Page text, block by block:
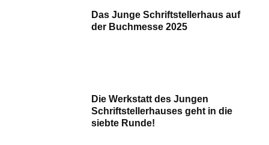
Das Junge Schriftstellerhaus auf
der Buchmesse 2025
Die Werkstatt des Jungen
Schriftstellerhauses geht in die
siebte Runde!